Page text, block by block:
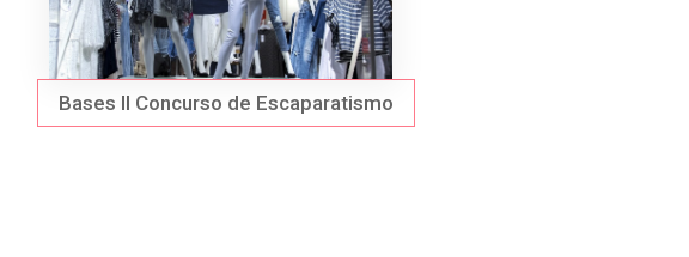
Bases II Concurso de Escaparatismo